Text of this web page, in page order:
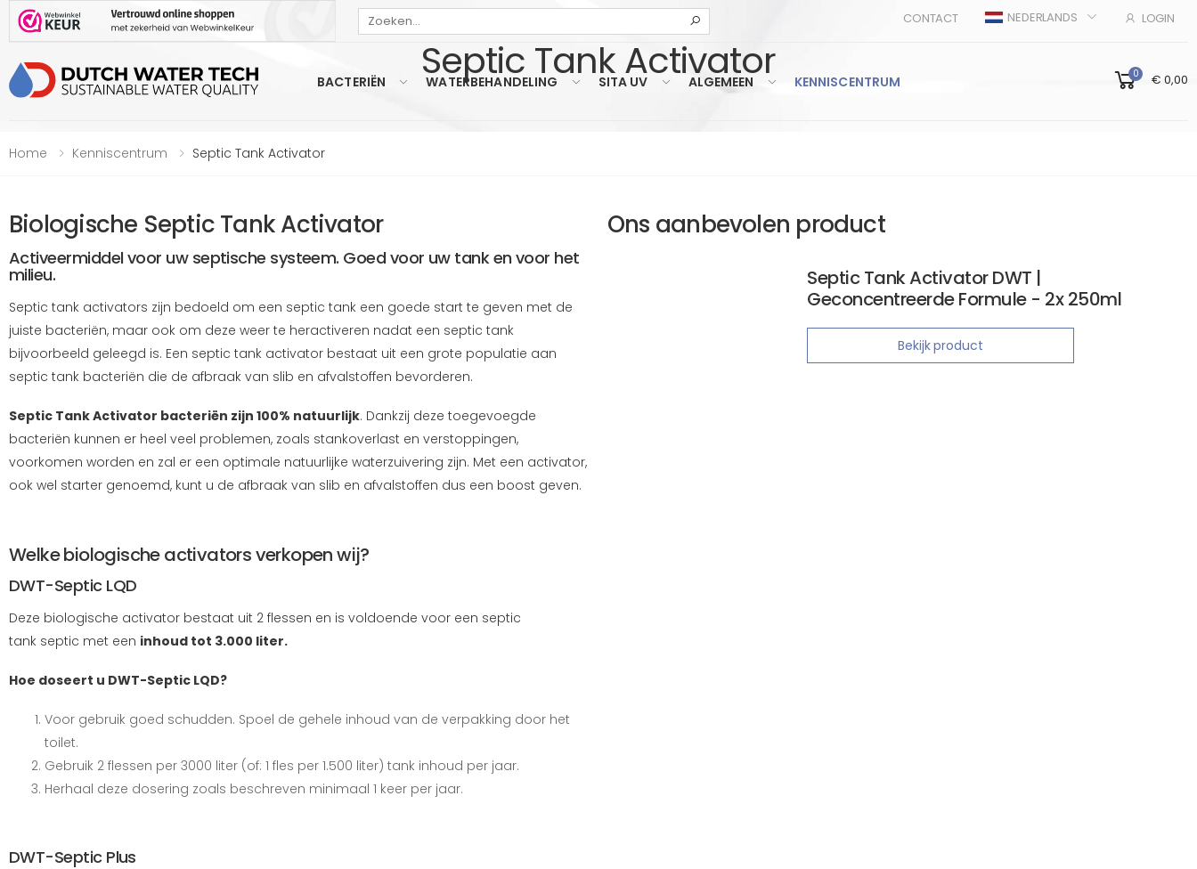
Zoeken CONTACT NEDERLANDS LOGIN
BACTERIËN WATERBEHANDELING SITA UV ALGEMEEN KENNISCENTRUM 0 € 0,00
Septic Tank Activator
Home Kenniscentrum Septic Tank Activator
Biologische Septic Tank Activator
Activeermiddel voor uw septische systeem. Goed voor uw tank en voor het
milieu.
Septic tank activators zijn bedoeld om een septic tank een goede start te geven met de
juiste bacteriën, maar ook om deze weer te heractiveren nadat een septic tank
bijvoorbeeld geleegd is. Een septic tank activator bestaat uit een grote populatie aan
septic tank bacteriën die de afbraak van slib en afvalstoffen bevorderen.
Septic Tank Activator bacteriën zijn 100% natuurlijk. Dankzij deze toegevoegde
bacteriën kunnen er heel veel problemen, zoals stankoverlast en verstoppingen,
voorkomen worden en zal er een optimale natuurlijke waterzuivering zijn. Met een activator,
ook wel starter genoemd, kunt u de afbraak van slib en afvalstoffen dus een boost geven.
Welke biologische activators verkopen wij?
DWT-Septic LQD
Deze biologische activator bestaat uit 2 flessen en is voldoende voor een septic
tank septic met een inhoud tot 3.000 liter.
Hoe doseert u DWT-Septic LQD?
Voor gebruik goed schudden. Spoel de gehele inhoud van de verpakking door het
toilet.
Gebruik 2 flessen per 3000 liter (of: 1 fles per 1.500 liter) tank inhoud per jaar.
Herhaal deze dosering zoals beschreven minimaal 1 keer per jaar.
DWT-Septic Plus
Ons aanbevolen product
Septic Tank Activator DWT |
Geconcentreerde Formule - 2x 250ml
Bekijk product